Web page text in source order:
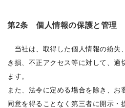
第2条 個人情報の保護と管理
当社は、取得した個人情報の紛失
き損、不正アクセス等に対して、適
ます。
また、法令に定める場合を除き、お
同意を得ることなく第三者に開示・